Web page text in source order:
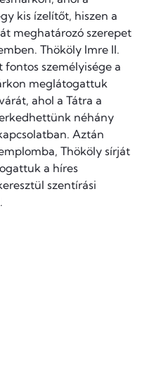
kis ízelítőt, hiszen a
meghatározó szerepet
Thököly Imre II.
fontos személyisége a
meglátogattuk
ahol a Tátra a
néhány
Aztán
Thököly sírját
a híres
szentírási